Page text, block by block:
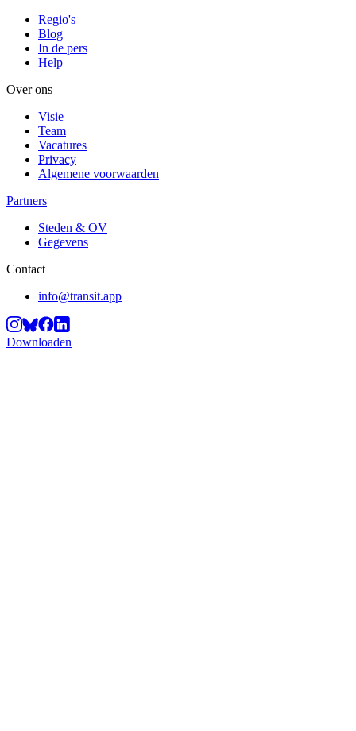
Regio's
Blog
In de pers
Help
Over ons
Visie
Team
Vacatures
Privacy
Algemene voorwaarden
Partners
Steden & OV
Gegevens
Contact
info@transit.app
Downloaden